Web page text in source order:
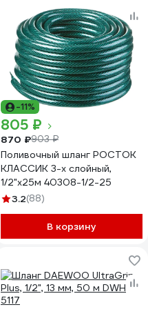
-11%
805 ₽
870 ₽903 ₽
Поливочный шланг РОСТОК
КЛАССИК 3-х слойный,
1/2"х25м 40308-1/2-25
3.2(88)
В корзину